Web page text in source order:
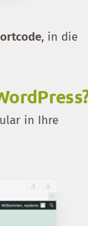
, in die
in Ihre